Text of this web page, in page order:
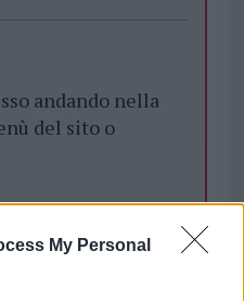
My Personal
andando nella
del sito o
Primo Maggio